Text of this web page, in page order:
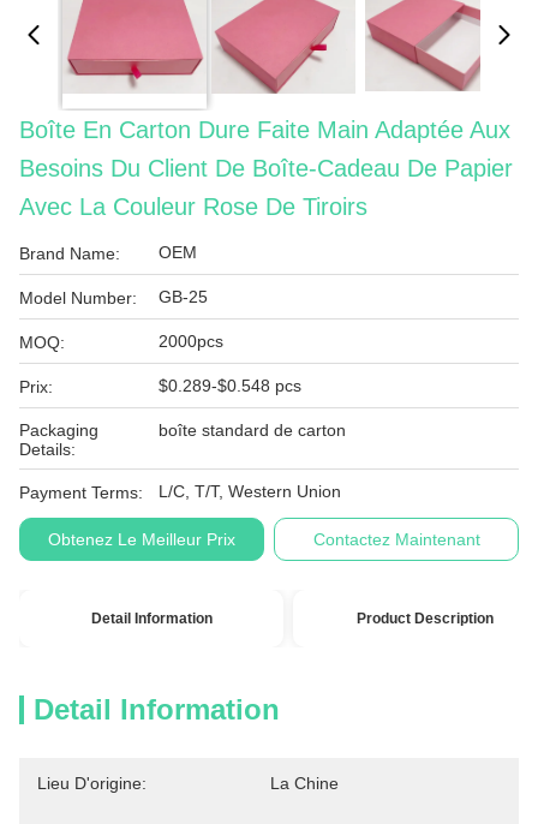
Boîte En Carton Dure Faite Main Adaptée Aux
Besoins Du Client De Boîte-Cadeau De Papier
Avec La Couleur Rose De Tiroirs
Brand Name: OEM
Model Number: GB-25
MOQ: 2000pcs
Prix: $0.289-$0.548 pcs
Packaging
Details:
boîte standard de carton
Payment Terms: L/C, T/T, Western Union
Obtenez Le Meilleur Prix Contactez Maintenant
Detail Information Product Description
Detail Information
Lieu D'origine: La Chine